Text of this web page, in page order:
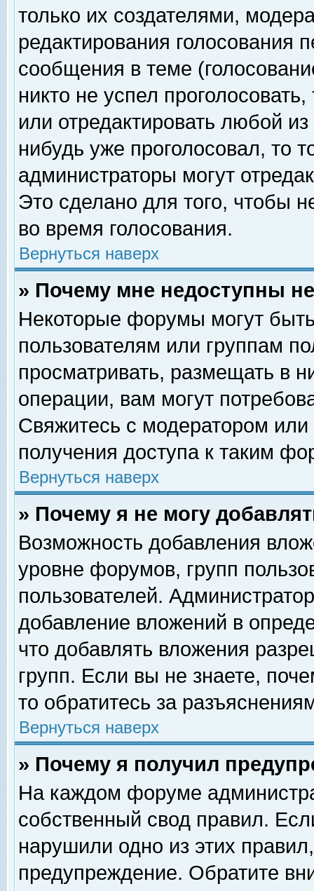
только их создателями,
редактирования голосования
сообщения в теме
никто не успел
или отредактировать любой
нибудь уже проголосовал, то
администраторы могут
Это сделано для того, чтобы
во время голосования.
Вернуться наверх
» Почему мне недоступны
Некоторые форумы могут
пользователям или группам
просматривать, размещать в
операции, вам могут
Свяжитесь с модератором
получения доступа к таким
Вернуться наверх
» Почему я не могу
Возможность добавления
уровне форумов, групп
пользователей.
добавление вложений в
что добавлять вложения
групп. Если вы не знаете,
то обратитесь за
Вернуться наверх
» Почему я получил
На каждом форуме
собственный свод правил.
нарушили одно из этих
предупреждение. Обратите